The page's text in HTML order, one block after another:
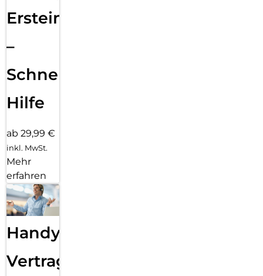
Ersteinrichtung
–
Schnelle
Hilfe
ab 29,99 €
inkl. MwSt.
Mehr
erfahren
Handy
Vertragsabwicklung